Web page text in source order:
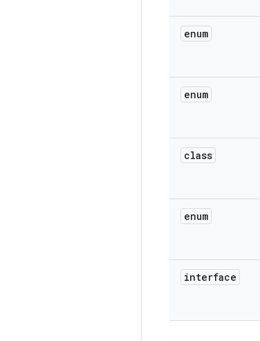
enum
enum
class
enum
interface